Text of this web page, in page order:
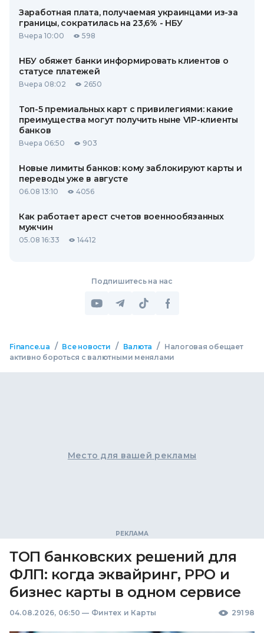
Заработная плата, получаемая украинцами из-за
границы, сократилась на 23,6% - НБУ
Вчера 10:00 598
НБУ обяжет банки информировать клиентов о
статусе платежей
Вчера 08:02 2650
Топ-5 премиальных карт с привилегиями: какие
преимущества могут получить ныне VIP-клиенты
банков
Вчера 06:50 903
Новые лимиты банков: кому заблокируют карты и
переводы уже в августе
06.08 13:10 4056
Как работает арест счетов военнообязанных
мужчин
05.08 16:33 14412
Подпишитесь на нас
Finance.ua / Все новости / Валюта /
Налоговая обещает
активно бороться с валютными менялами
Место для вашей рекламы
ТОП банковских решений для
ФЛП: когда эквайринг, РРО и
бизнес карты в одном сервисе
04.08.2026, 06:50 — Финтех и Карты 29198